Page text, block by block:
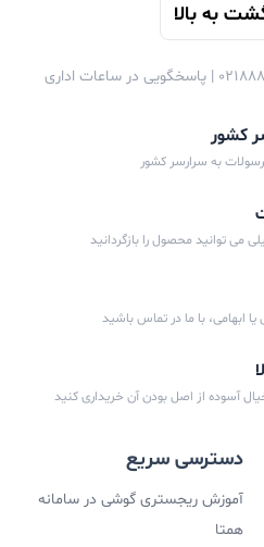
به بالا
کشور
به سرارسر کشور
می توانید محصول را بازگردانید
ابهامی، با ما در تماس باشید
آسوده از اصل بودن آن خریداری کنید
دسترسی سریع
آموزش ریجستری گوشی در سامانه
همتا